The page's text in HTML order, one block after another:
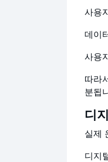
사용
데이
사용
따라
분됩
디
실제
디지